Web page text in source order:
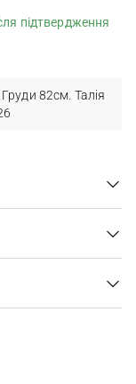
підтвердження
82см. Талія